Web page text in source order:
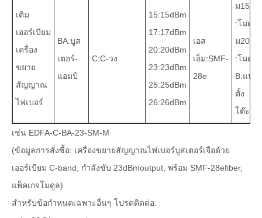
เติม
เออร์เบียม
เครื่อง
ขยาย
สัญญาณ
ไฟเบอร์
BA:บูส
เตอร์-
แอมป์
C:C-วง
15:15dBm
17:17dBm
20:20dBm
23:23dBm
25:25dBm
26:26dBm
เอส
เอ็ม:SMF-
28e
ม15
:โมดูล
ม20
:โมดูล
B:แบบ
ตั้ง
โต๊ะ
เช่น EDFA-C-BA-23-SM-M
(ข้อมูลการสั่งซื้อ: เครื่องขยายสัญญาณไฟเบอร์บูสเตอร์เจือด้วย
เออร์เบียม C-band, กำลังขับ 23dBmoutput, พร้อม SMF-28efiber,
แพ็คเกจโมดูล)
สำหรับข้อกำหนดเฉพาะอื่นๆ โปรดติดต่อ: